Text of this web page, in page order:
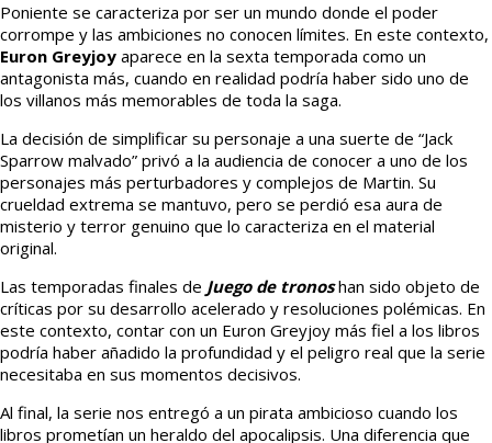
Poniente se caracteriza por ser un mundo donde el poder
corrompe y las ambiciones no conocen límites. En este contexto,
Euron Greyjoy aparece en la sexta temporada como un
antagonista más, cuando en realidad podría haber sido uno de
los villanos más memorables de toda la saga.
La decisión de simplificar su personaje a una suerte de “Jack
Sparrow malvado” privó a la audiencia de conocer a uno de los
personajes más perturbadores y complejos de Martin. Su
crueldad extrema se mantuvo, pero se perdió esa aura de
misterio y terror genuino que lo caracteriza en el material
original.
Las temporadas finales de Juego de tronoshan sido objeto de
críticas por su desarrollo acelerado y resoluciones polémicas. En
este contexto, contar con un Euron Greyjoy más fiel a los libros
podría haber añadido la profundidad y el peligro real que la serie
necesitaba en sus momentos decisivos.
Al final, la serie nos entregó a un pirata ambicioso cuando los
libros prometían un heraldo del apocalipsis. Una diferencia que